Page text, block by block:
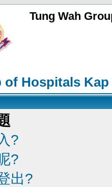
Tung Wah
of Hospitals
?
?
出?